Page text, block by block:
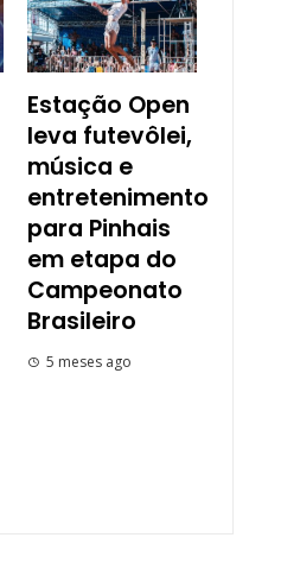
Estação Open
leva futevôlei,
música e
entretenimento
para Pinhais
em etapa do
Campeonato
Brasileiro
5 meses ago